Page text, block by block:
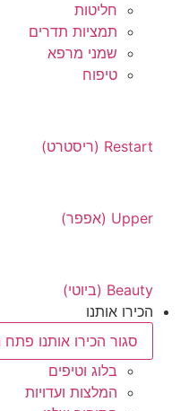
חליטות
תמציות תדרים
שמני מרפא
טיפוח
Restart (ריסטרט)
Upper (אפפר)
Beauty (ביוטי)
הכירו אותנו
סגור הכירו אותנו פתח
בלוג וטיפים
המלצות ועדויות